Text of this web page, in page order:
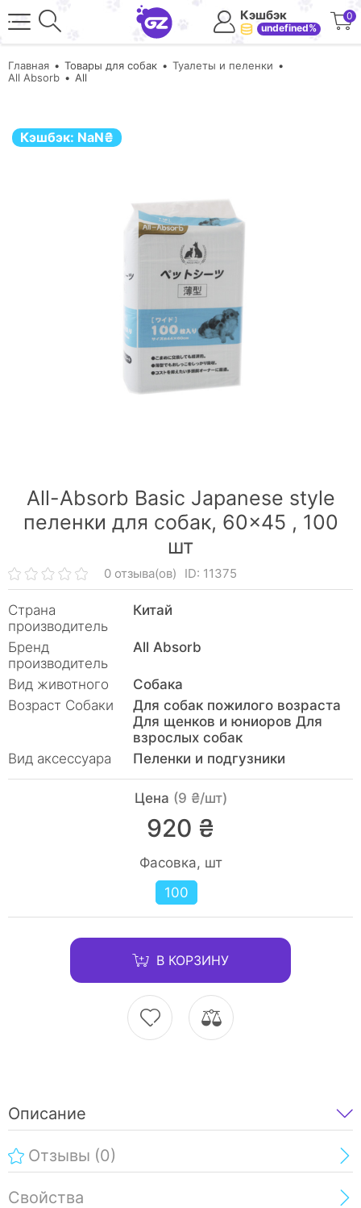
Кэшбэк
undefined%
0
Главная Товары для собак
Туалеты и пеленки
All Absorb
All
Кэшбэк: NaN₴
All-Absorb Basic Japanese style
пеленки для собак, 60×45 , 100
шт
0 отзыва(ов) ID: 11375
Страна
производитель
Китай
Бренд
производитель
All Absorb
Вид животного
Собака
Возраст Собаки
Для собак пожилого возраста
Для щенков и юниоров Для
взрослых собак
Вид аксессуара
Пеленки и подгузники
Цена (9 ₴/шт)
920 ₴
Фасовка, шт
100
В КОРЗИНУ
Описание
Отзывы (0)
Свойства